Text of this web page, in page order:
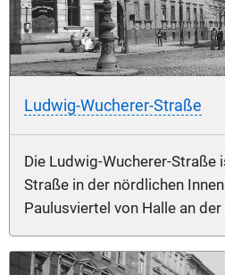
Ludwig-Wucherer-Straße
Die Ludwig-Wucherer-Straße
Straße in der nördlichen
Paulusviertel von Halle an der